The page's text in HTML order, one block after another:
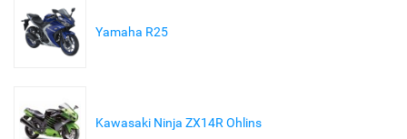
Yamaha R25
Kawasaki Ninja ZX14R Ohlins